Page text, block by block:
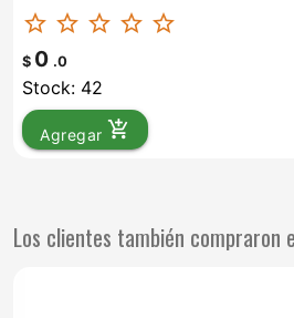
star_border star_border star_border star_border star_border
$ 0 .0
Stock: 42
Agregar add_shopping_cart
Los clientes también compraron